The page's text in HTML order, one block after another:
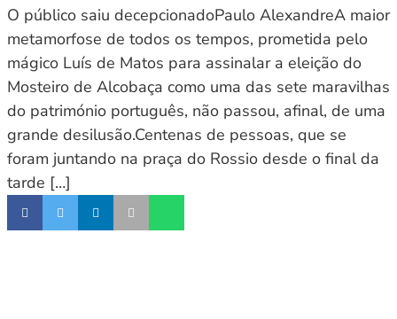
O público saiu decepcionadoPaulo AlexandreA maior
metamorfose de todos os tempos, prometida pelo
mágico Luís de Matos para assinalar a eleição do
Mosteiro de Alcobaça como uma das sete maravilhas
do património português, não passou, afinal, de uma
grande desilusão.Centenas de pessoas, que se
foram juntando na praça do Rossio desde o final da
tarde […]